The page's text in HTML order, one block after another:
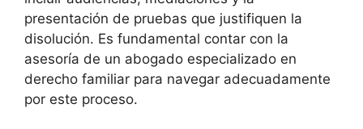
presentación de pruebas que justifiquen la
disolución. Es fundamental contar con la
asesoría de un abogado especializado en
derecho familiar para navegar adecuadamente
por este proceso.